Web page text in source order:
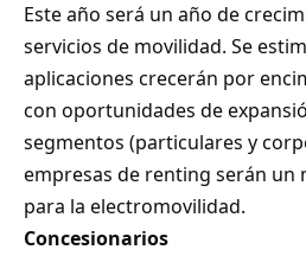
Este año será un año de
servicios de movilidad. Se
aplicaciones crecerán por
con oportunidades de
segmentos (particulares y
empresas de renting serán un
para la electromovilidad.
Concesionarios